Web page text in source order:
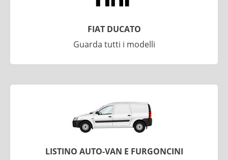
FIAT DUCATO
Guarda tutti i modelli
LISTINO AUTO-VAN E FURGONCINI